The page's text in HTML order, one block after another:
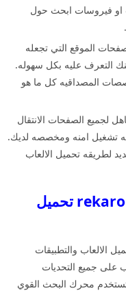
او فيروسات ابحث حول
الموقع التي تجعله
التعرف عليه بكل سهوله.
المصداقيه كل ما هو
لجميع الصفحات الانتقال
تشغيل امنه ومخصصه لديك.
لطريقه تحميل الالعاب
التحديات التي تواجه موقع rekaroom تحميل
الالعاب والتطبيقات
على جميع التحديات
تستخدم محرك البحث القوي